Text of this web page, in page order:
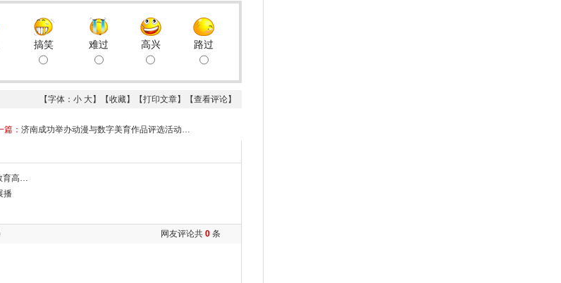
搞笑 难过 高兴 路过
【字体： 小 大】【收藏】【打印文章】【查看评论】
篇： 济南成功举办动漫与数字美育作品评选活动…
育高…
播
网友评论共 0 条